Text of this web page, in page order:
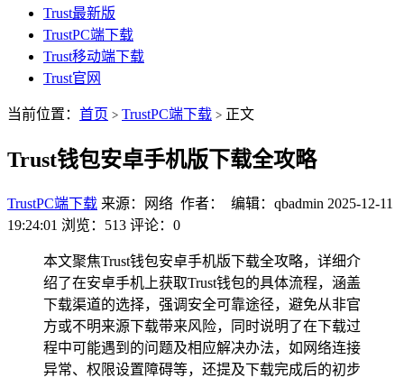
Trust最新版
TrustPC端下载
Trust移动端下载
Trust官网
当前位置： 首页 > TrustPC端下载 > 正文
Trust钱包安卓手机版下载全攻略
TrustPC端下载 来源：网络 作者： 编辑：qbadmin 2025-12-11
19:24:01 浏览：513 评论：0
本文聚焦Trust钱包安卓手机版下载全攻略，详细介
绍了在安卓手机上获取Trust钱包的具体流程，涵盖
下载渠道的选择，强调安全可靠途径，避免从非官
方或不明来源下载带来风险，同时说明了在下载过
程中可能遇到的问题及相应解决办法，如网络连接
异常、权限设置障碍等，还提及下载完成后的初步